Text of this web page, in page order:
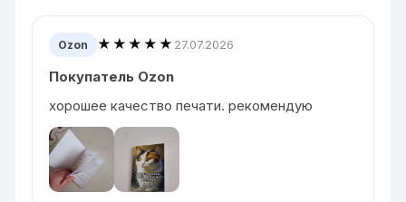
Ozon ★★★★★ 27.07.2026
Покупатель Ozon
хорошее качество печати. рекомендую